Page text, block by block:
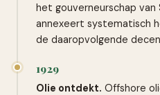
het gouverneurschap van
annexeert systematisch
de daaropvolgende
1929
Olie ontdekt. Offshore